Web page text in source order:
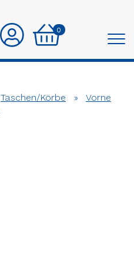
0
Taschen/Körbe »
Vorne